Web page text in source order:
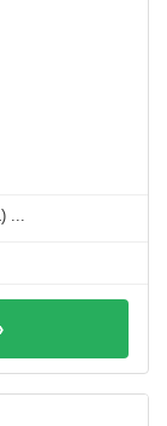
...